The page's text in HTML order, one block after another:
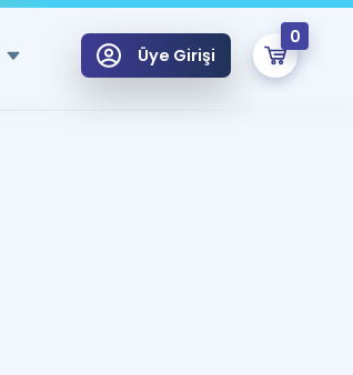
Üye Girişi
0
hazırlayacak onlarca eğitim seni bekliyor!